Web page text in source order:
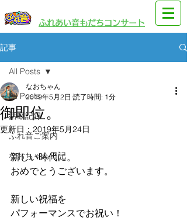
​ふれあい音もだちコンサート
記事
All Posts
活動記録
ふれ音ご案内
なおちゃん日記
All Posts
御即位。
なおちゃん
2019年5月2日 読了時間: 1分
更新日： 2019年5月24日
新しい時代に。
おめでとうございます。
新しい祝福を
パフォーマンスでお祝い！